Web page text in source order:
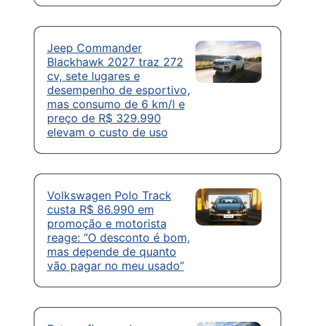
Jeep Commander
Blackhawk 2027 traz 272
cv, sete lugares e
desempenho de esportivo,
mas consumo de 6 km/l e
preço de R$ 329.990
elevam o custo de uso
Volkswagen Polo Track
custa R$ 86.990 em
promoção e motorista
reage: “O desconto é bom,
mas depende de quanto
vão pagar no meu usado”